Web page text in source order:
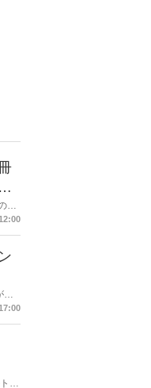
こ
デ
、